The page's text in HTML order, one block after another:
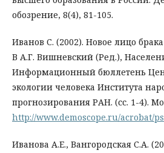
обозрение, 8(4), 81-105.
Иванов С. (2002). Новое лицо
В А.Г. Вишневский (Ред.),
Информационный бюллетень
экологии человека Института
прогнозирования РАН. (сс. 1-4).
http://www.demoscope.ru/acrobat/
Иванова А.Е., Вангородская С.А.